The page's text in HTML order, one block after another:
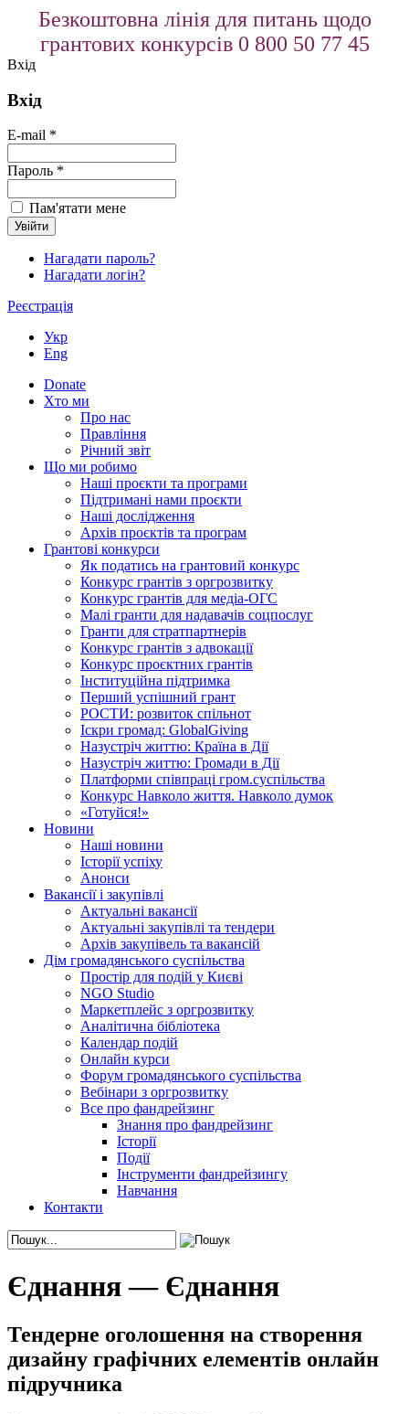
Безкоштовна лінія для питань щодо
грантових конкурсів 0 800 50 77 45
Вхід
Вхід
E-mail *
Пароль *
Пам'ятати мене
Нагадати пароль?
Нагадати логін?
Реєстрація
Укр
Eng
Donate
Хто ми
Про нас
Правління
Річний звіт
Що ми робимо
Наші проєкти та програми
Підтримані нами проєкти
Наші дослідження
Архів проєктів та програм
Грантові конкурси
Як податись на грантовий конкурс
Конкурс грантів з оргрозвитку
Конкурс грантів для медіа-ОГС
Малі гранти для надавачів соцпослуг
Гранти для стратпартнерів
Конкурс грантів з адвокації
Конкурс проєктних грантів
Інституційна підтримка
Перший успішний грант
РОСТИ: розвиток спільнот
Іскри громад: GlobalGiving
Назустріч життю: Країна в Дії
Назустріч життю: Громади в Дії
Платформи співпраці гром.суспільства
Конкурс Навколо життя. Навколо думок
«Готуйся!»
Новини
Наші новини
Історії успіху
Анонси
Вакансії і закупівлі
Актуальні вакансії
Актуальні закупівлі та тендери
Архів закупівель та вакансій
Дім громадянського суспільства
Простір для подій у Києві
NGO Studio
Маркетплейс з оргрозвитку
Аналітична бібліотека
Календар подій
Онлайн курси
Форум громадянського суспільства
Вебінари з оргрозвитку
Все про фандрейзинг
Знання про фандрейзинг
Історії
Події
Інструменти фандрейзингу
Навчання
Контакти
Єднання — Єднання
Тендерне оголошення на створення
дизайну графічних елементів онлайн
підручника